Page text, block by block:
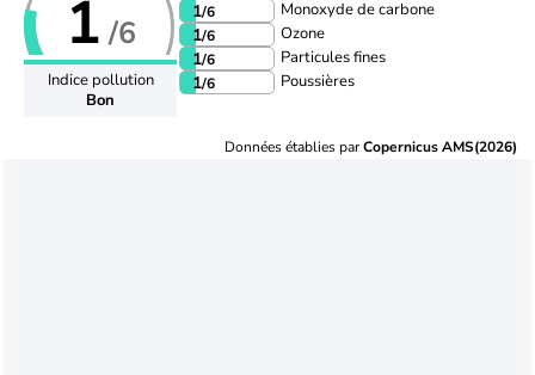
1 /6
Indice pollution
Bon
1/6 Monoxyde de carbone
1/6 Ozone
1/6 Particules fines
1/6 Poussières
Données établies parCopernicus AMS(2026)